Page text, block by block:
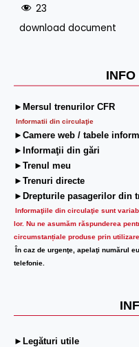
INFO
►Mersul trenurilor CFR
Informatii din circulaţie
►Camere web / tabele
►Informaţii din gări
►Trenul meu
►Trenuri directe
►Drepturile pasagerilor din
Informaţiile din circulaţie sunt
lor. Nu ne asumăm răspunderea
circumstanțiale produse prin
În caz de urgenţe, apelaţi numărul
telefonie.
►Legături utile
23
download document